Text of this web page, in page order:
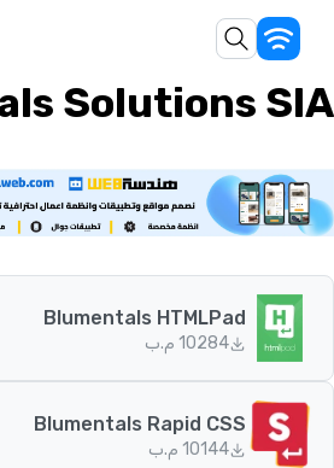
Solutions SIA
Blumentals HTMLPad
84102 م.ب
Blumentals Rapid CSS
44101 م.ب